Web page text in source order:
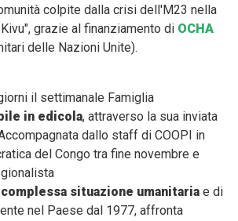
colpite dalla crisi dell'M23 nella
grazie al finanziamento di OCHA
delle Nazioni Unite).
il settimanale Famiglia
in edicola, attraverso la sua inviata
dallo staff di COOPI in
del Congo tra fine novembre e
complessa situazione umanitaria e di
nel Paese dal 1977, affronta